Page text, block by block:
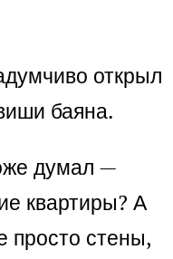
открыл
баяна.
думал —
квартиры? А
просто стены,